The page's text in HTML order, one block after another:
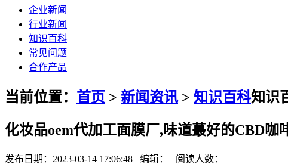
企业新闻
行业新闻
知识百科
常见问题
合作产品
当前位置： 首页 > 新闻资讯> 知识百科知识
化妆品oem代加工面膜厂,味道蕞好的CBD咖
发布日期：2023-03-14 17:06:48 编辑： 阅读人数：